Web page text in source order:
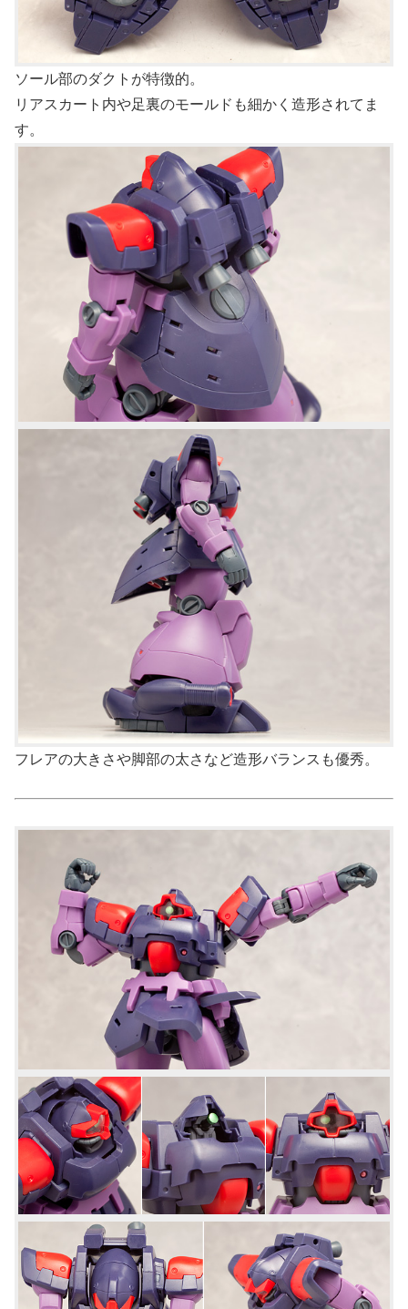
ソール部のダクトが特徴的。
リアスカート内や足裏のモールドも細かく造形されてま
す。
フレアの大きさや脚部の太さなど造形バランスも優秀。